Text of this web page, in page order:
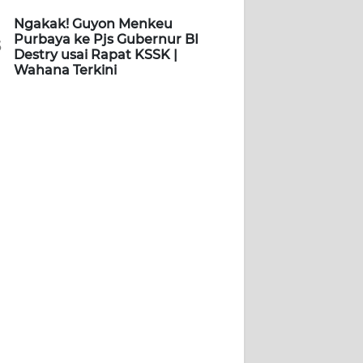
Ngakak! Guyon Menkeu
Purbaya ke Pjs Gubernur BI
Destry usai Rapat KSSK |
Wahana Terkini